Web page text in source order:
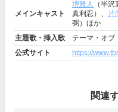
メインキャスト
堺雅人 （半沢
真利忍）、
片
弼）ほか
主題歌・挿入歌
テーマ・オブ
公式サイト
https://
関連